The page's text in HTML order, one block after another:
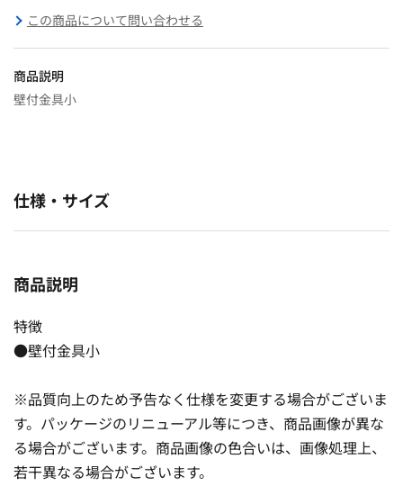
この商品について問い合わせる
商品説明
壁付金具小
仕様・サイズ
商品説明
特徴
●壁付金具小
※品質向上のため予告なく仕様を変更する場合がございま
す。パッケージのリニューアル等につき、商品画像が異な
る場合がございます。商品画像の色合いは、画像処理上、
若干異なる場合がございます。